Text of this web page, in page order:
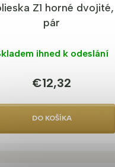
Z1 horné dvojité,
pár
ihned k odeslání
€12,32
DO KOŠÍKA